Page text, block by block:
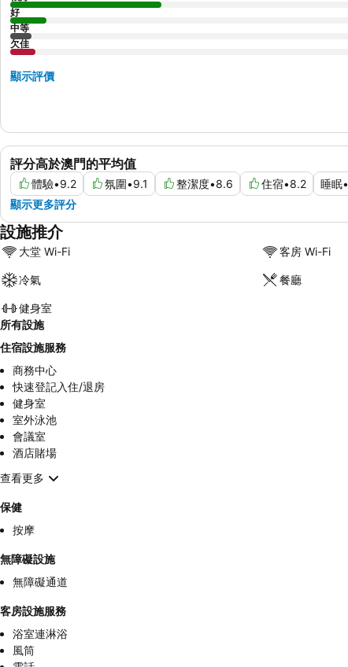
評分高於澳門的平均值
體驗•9.2 氛圍•9.1 整潔度•8.6 住宿•8.2 睡眠•
顯示更多評分
好
中等
欠佳
顯示評價
設施推介
大堂 Wi-Fi 客房 Wi-Fi
冷氣 餐廳
健身室
所有設施
住宿設施服務
商務中心
快速登記入住/退房
健身室
室外泳池
會議室
酒店賭場
查看更多
保健
按摩
無障礙設施
無障礙通道
客房設施服務
浴室連淋浴
風筒